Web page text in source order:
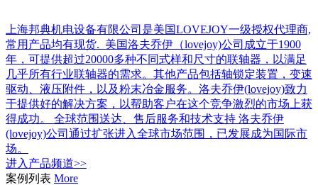
上海邦典机电设备有限公司是美国LOVEJOY一级授权代理商,
常用产品均有现货. 美国洛夫乔伊（lovejoy)公司成立于1900
年，可提供超过20000多种不同式样和尺寸的联轴器，以满足
几乎所有行业联轴器的需求。其他产品包括轴锁定装置，变速
驱动、液压附件，以及粉末冶金服务。洛夫乔伊(lovejoy)致力
于提供好的解决方案，以帮助客户在这个竞争激烈的市场上获
得成功。 全球范围送达、售后服务和技术支持 洛夫乔伊
(lovejoy)公司通过扩张进入全球市场范围，已发展成为国际市
场。
进入 产品频道>>
案例列表 More